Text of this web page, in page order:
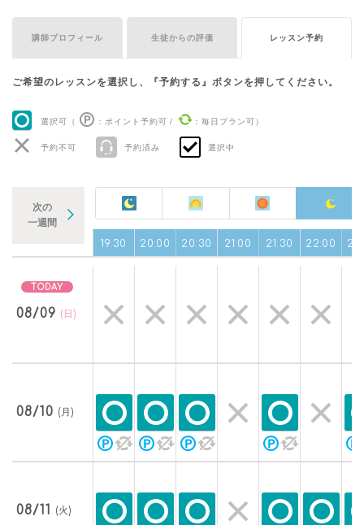
講師プロフィール 生徒からの評価 レッスン予約
ご希望のレッスンを選択し、『予約する』ボタンを押してください。
選択可（ ：ポイント予約可 / ：毎日プラン可）
予約不可 予約済み 選択中
次の
一週間
19:30 20:00 20:30 21:00 21:30 22:00
08/09 (日)
08/10 (月)
08/11 (火)